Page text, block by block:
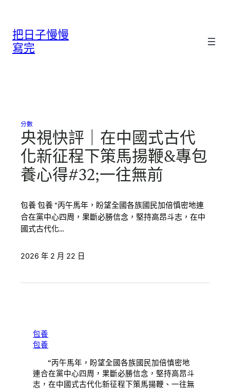
把日子慢慢
寫完
分數
央視快評｜在中國式古代
化新征程下策馬揚鞭&專包
養心得#32;一往無前
包養 包養 “丙午馬年，盼望全國各族國民加倍慎密地連
合在黨中心四周，果斷必勝信念，堅持高昂斗志，在中
國式古代化…
2026 年 2 月 22 日
包養
包養
“丙午馬年，盼望全國各族國民加倍慎密地
連合在黨中心四周，果斷必勝信念，堅持高昂斗
志，在中國式古代化新征程下策馬揚鞭、一往無